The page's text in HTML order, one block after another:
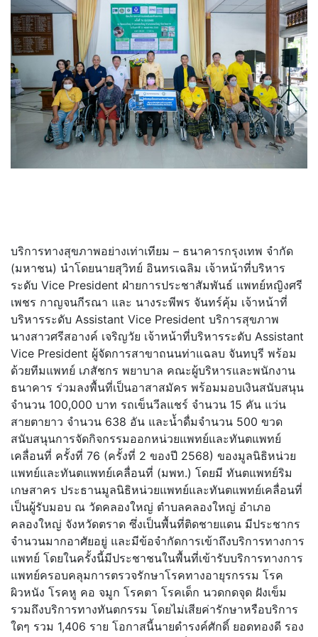
บริการทางสุขภาพอย่างเท่าเทียม – ธนาคารกรุงเทพ จำกัด
(มหาชน) นำโดยนายสุวิทย์ อินทรเฉลิม เจ้าหน้าที่บริหาร
ระดับ Vice President ฝ่ายการประชาสัมพันธ์ แพทย์หญิงศรี
เพชร กาญจนกีรณา และ นางระพีพร จันทร์คุ้ม เจ้าหน้าที่
บริหารระดับ Assistant Vice President บริการสุขภาพ
นางสาวศรีสอางค์ เจริญวัย เจ้าหน้าที่บริหารระดับ Assistant
Vice President ผู้จัดการสาขาถนนท่าแฉลบ จันทบุรี พร้อม
ด้วยทีมแพทย์ เภสัชกร พยาบาล คณะผู้บริหารและพนักงาน
ธนาคาร ร่วมลงพื้นที่เป็นอาสาสมัคร พร้อมมอบเงินสนับสนุน
จำนวน 100,000 บาท รถเข็นวีลแชร์ จำนวน 15 คัน แว่น
สายตายาว จำนวน 638 อัน และน้ำดื่มจำนวน 500 ขวด
สนับสนุนการจัดกิจกรรมออกหน่วยแพทย์และทันตแพทย์
เคลื่อนที่ ครั้งที่ 76 (ครั้งที่ 2 ของปี 2568) ของมูลนิธิหน่วย
แพทย์และทันตแพทย์เคลื่อนที่ (มพท.) โดยมี ทันตแพทย์ริม
เกษสาคร ประธานมูลนิธิหน่วยแพทย์และทันตแพทย์เคลื่อนที่
เป็นผู้รับมอบ ณ วัดคลองใหญ่ ตำบลคลองใหญ่ อำเภอ
คลองใหญ่ จังหวัดตราด ซึ่งเป็นพื้นที่ติดชายแดน มีประชากร
จำนวนมากอาศัยอยู่ และมีข้อจำกัดการเข้าถึงบริการทางการ
แพทย์ โดยในครั้งนี้มีประชาชนในพื้นที่เข้ารับบริการทางการ
แพทย์ครอบคลุมการตรวจรักษาโรคทางอายุรกรรม โรค
ผิวหนัง โรคหู คอ จมูก โรคตา โรคเด็ก นวดกดจุด ฝังเข็ม
รวมถึงบริการทางทันตกรรม โดยไม่เสียค่ารักษาหรือบริการ
ใดๆ รวม 1,406 ราย โอกาสนี้นายดำรงค์ศักดิ์ ยอดทองดี รอง